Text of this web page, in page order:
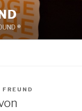
®
FREUND